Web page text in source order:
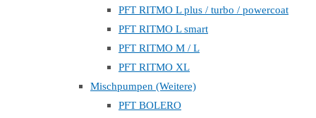
PFT RITMO L plus / turbo / powercoat
PFT RITMO L smart
PFT RITMO M / L
PFT RITMO XL
Mischpumpen (Weitere)
PFT BOLERO